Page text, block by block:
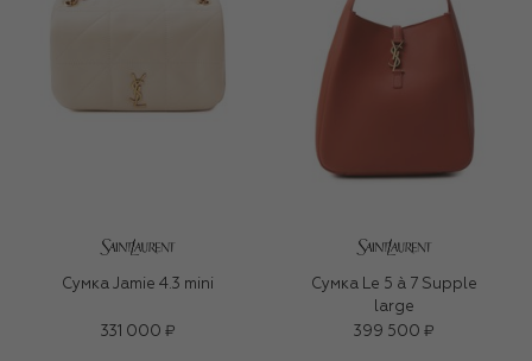
Сумка Jamie 4.3 mini
331 000 ₽
Сумка Le 5 à 7 Supple
large
399 500 ₽